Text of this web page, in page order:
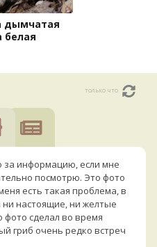
дымчатая
белая
только что
за информацию, если мне
посмотрю. Это фото
есть такая проблема, в
настоящие, ни желтые
фото сделал во время
гриб очень редко встреч